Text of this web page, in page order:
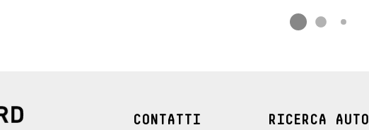
CONTATTI RICERCA AUTO